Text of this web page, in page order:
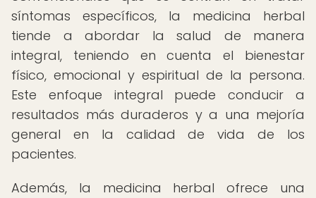
síntomas específicos, la medicina herbal
tiende a abordar la salud de manera
integral, teniendo en cuenta el bienestar
físico, emocional y espiritual de la persona.
Este enfoque integral puede conducir a
resultados más duraderos y a una mejoría
general en la calidad de vida de los
pacientes.
Además, la medicina herbal ofrece una